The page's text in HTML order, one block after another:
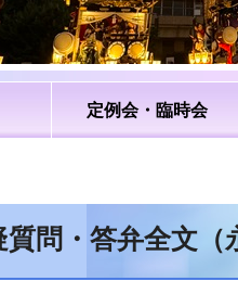
定例会・臨時会
問・答弁全文（